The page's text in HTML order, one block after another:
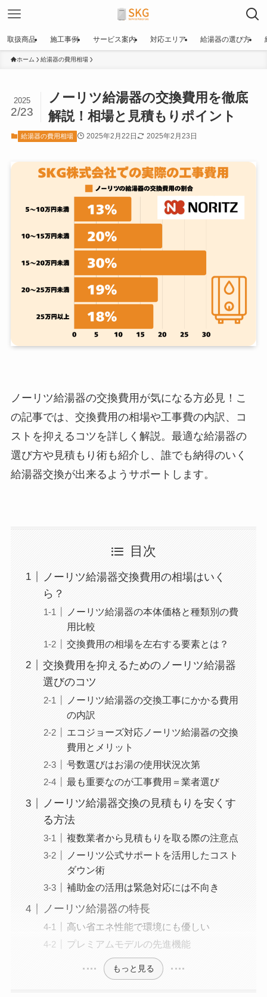
取扱商品 施工事例 サービス案内 対応エリア 給湯器の選び方
ホーム 給湯器の費用相場
ノーリツ給湯器の交換費用を徹底
解説！相場と見積もりポイント
2025
2/23
給湯器の費用相場 2025年2月22日 2025年2月23日
ノーリツ給湯器の交換費用が気になる方必見！こ
の記事では、交換費用の相場や工事費の内訳、コ
ストを抑えるコツを詳しく解説。最適な給湯器の
選び方や見積もり術も紹介し、誰でも納得のいく
給湯器交換が出来るようサポートします。
目次
ノーリツ給湯器交換費用の相場はいく
ら？
ノーリツ給湯器の本体価格と種類別の費
用比較
交換費用の相場を左右する要素とは？
交換費用を抑えるためのノーリツ給湯器
選びのコツ
ノーリツ給湯器の交換工事にかかる費用
の内訳
エコジョーズ対応ノーリツ給湯器の交換
費用とメリット
号数選びはお湯の使用状況次第
最も重要なのが工事費用＝業者選び
ノーリツ給湯器交換の見積もりを安くす
る方法
複数業者から見積もりを取る際の注意点
ノーリツ公式サポートを活用したコスト
ダウン術
補助金の活用は緊急対応には不向き
ノーリツ給湯器の特長
高い省エネ性能で環境にも優しい
プレミアムモデルの先進機能
もっと見る